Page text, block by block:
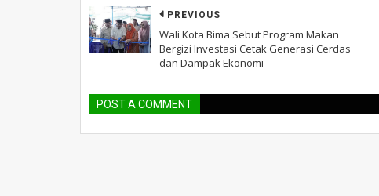
PREVIOUS
Wali Kota Bima Sebut Program Makan
Bergizi Investasi Cetak Generasi Cerdas
dan Dampak Ekonomi
POST A COMMENT